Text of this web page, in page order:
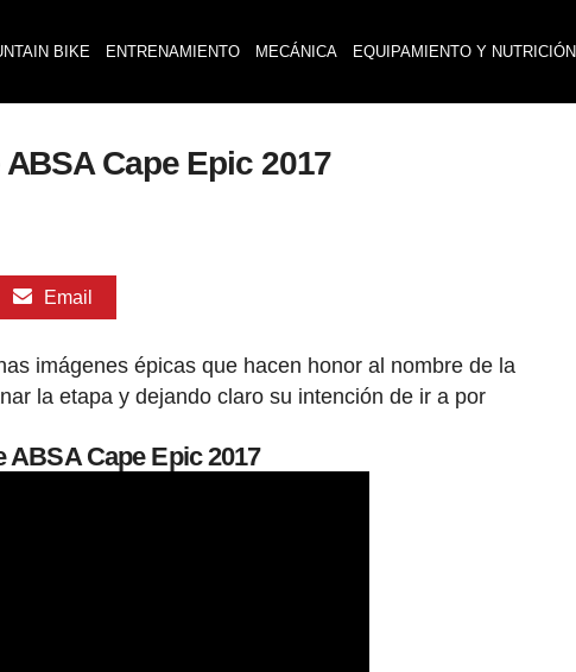
BIKE ENTRENAMIENTO MECÁNICA EQUIPAMIENTO Y NUTRICIÓN
Cape Epic 2017
Email
imágenes épicas que hacen honor al nombre de la
la etapa y dejando claro su intención de ir a por
ABSA Cape Epic 2017